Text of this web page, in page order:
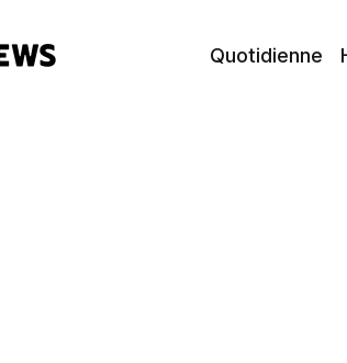
Quotidienne